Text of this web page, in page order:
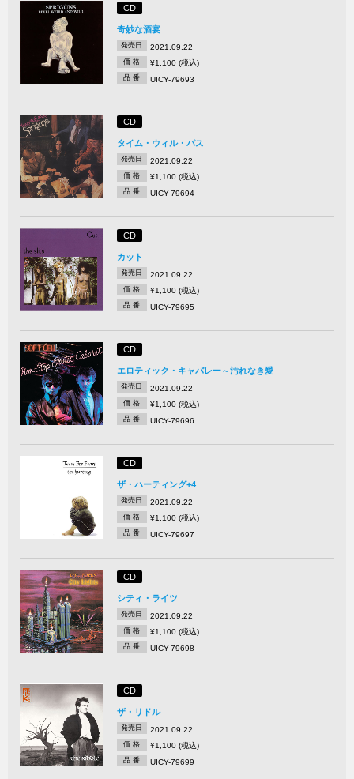
CD
奇妙な酒宴
発売日 2021.09.22
価 格 ¥1,100 (税込)
品 番 UICY-79693
CD
タイム・ウィル・パス
発売日 2021.09.22
価 格 ¥1,100 (税込)
品 番 UICY-79694
CD
カット
発売日 2021.09.22
価 格 ¥1,100 (税込)
品 番 UICY-79695
CD
エロティック・キャバレー～汚れなき愛
発売日 2021.09.22
価 格 ¥1,100 (税込)
品 番 UICY-79696
CD
ザ・ハーティング+4
発売日 2021.09.22
価 格 ¥1,100 (税込)
品 番 UICY-79697
CD
シティ・ライツ
発売日 2021.09.22
価 格 ¥1,100 (税込)
品 番 UICY-79698
CD
ザ・リドル
発売日 2021.09.22
価 格 ¥1,100 (税込)
品 番 UICY-79699